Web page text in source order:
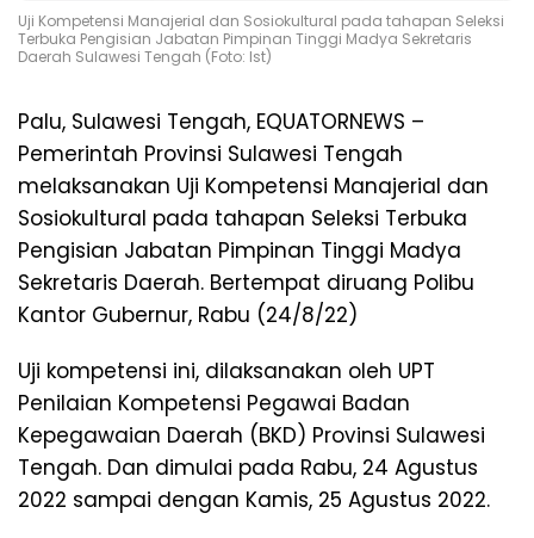
Uji Kompetensi Manajerial dan Sosiokultural pada tahapan Seleksi
Terbuka Pengisian Jabatan Pimpinan Tinggi Madya Sekretaris
Daerah Sulawesi Tengah (Foto: Ist)
Palu, Sulawesi Tengah, EQUATORNEWS –
Pemerintah Provinsi Sulawesi Tengah
melaksanakan Uji Kompetensi Manajerial dan
Sosiokultural pada tahapan Seleksi Terbuka
Pengisian Jabatan Pimpinan Tinggi Madya
Sekretaris Daerah. Bertempat diruang Polibu
Kantor Gubernur, Rabu (24/8/22)
Uji kompetensi ini, dilaksanakan oleh UPT
Penilaian Kompetensi Pegawai Badan
Kepegawaian Daerah (BKD) Provinsi Sulawesi
Tengah. Dan dimulai pada Rabu, 24 Agustus
2022 sampai dengan Kamis, 25 Agustus 2022.